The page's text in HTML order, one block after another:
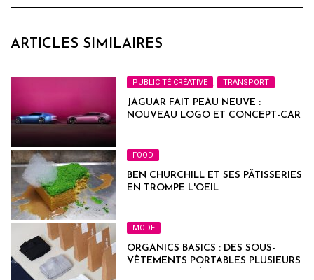
ARTICLES SIMILAIRES
PUBLICITÉ CRÉATIVE , TRANSPORT
JAGUAR FAIT PEAU NEUVE :
NOUVEAU LOGO ET CONCEPT-CAR
FOOD
BEN CHURCHILL ET SES PÂTISSERIES
EN TROMPE L'OEIL
MODE
ORGANICS BASICS : DES SOUS-
VÊTEMENTS PORTABLES PLUSIEURS